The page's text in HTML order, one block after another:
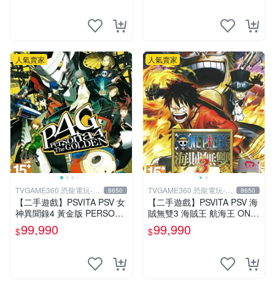
人氣賣家
TVGAME360 恐龍電玩-台
中店
8650
【二手遊戲】PSVITA PSV 女
神異聞錄4 黃金版 PERSONA
4 The GOLDEN 中文版【台
中恐龍電玩】
$99,990
人氣賣家
TVGAME360 恐龍電玩-台
中店
8650
【二手遊戲】PSVITA PSV 海
賊無雙3 海賊王 航海王 ONE
PIECE 3 III 中文版 【台中恐
龍電玩】
$99,990